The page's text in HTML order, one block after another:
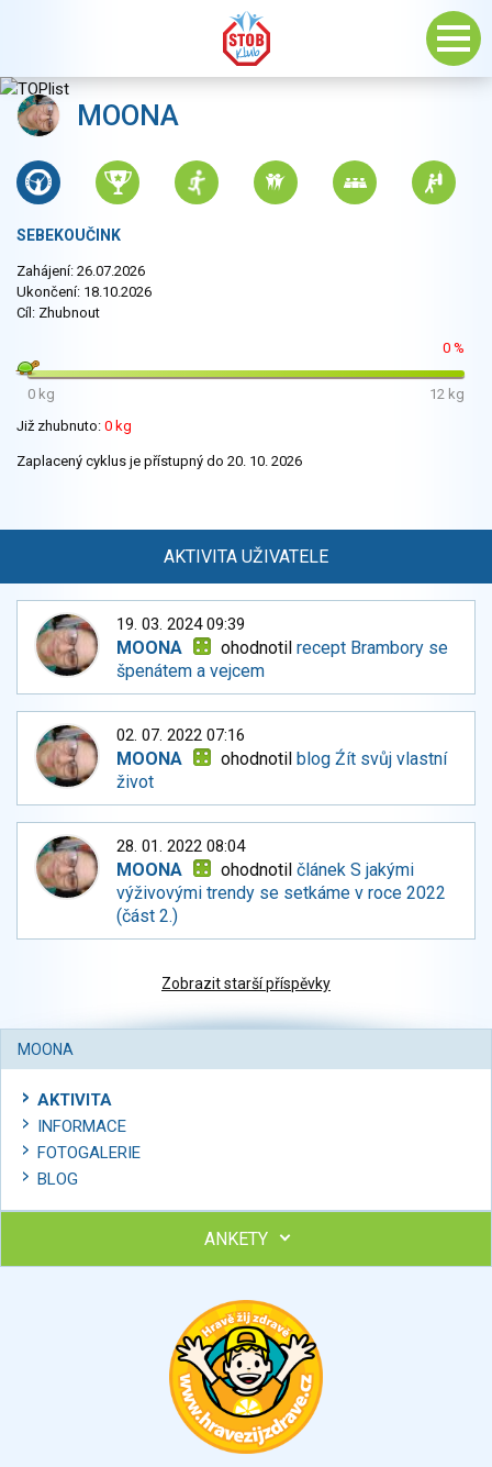
MOONA
SEBEKOUČINK
Zahájení: 26.07.2026
Ukončení: 18.10.2026
Cíl: Zhubnout
0 %
0 kg
12 kg
Již zhubnuto: 0 kg
Zaplacený cyklus je přístupný do 20. 10. 2026
AKTIVITA UŽIVATELE
19. 03. 2024 09:39
MOONA ohodnotilrecept Brambory se
špenátem a vejcem
02. 07. 2022 07:16
MOONA ohodnotil blog Źít svůj vlastní
život
28. 01. 2022 08:04
MOONA ohodnotilčlánek S jakými
výživovými trendy se setkáme v roce 2022
(část 2.)
Zobrazit starší příspěvky
MOONA
AKTIVITA
INFORMACE
FOTOGALERIE
BLOG
ANKETY